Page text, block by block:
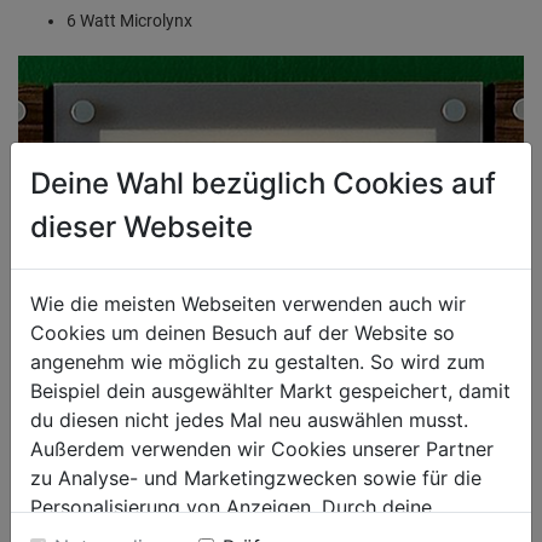
6 Watt Microlynx
Deine Wahl bezüglich Cookies auf
dieser Webseite
Wie die meisten Webseiten verwenden auch wir
Cookies um deinen Besuch auf der Website so
angenehm wie möglich zu gestalten. So wird zum
Beispiel dein ausgewählter Markt gespeichert, damit
du diesen nicht jedes Mal neu auswählen musst.
Außerdem verwenden wir Cookies unserer Partner
zu Analyse- und Marketingzwecken sowie für die
Personalisierung von Anzeigen. Durch deine
Einwilligung werden die Daten von Drittanbieter,